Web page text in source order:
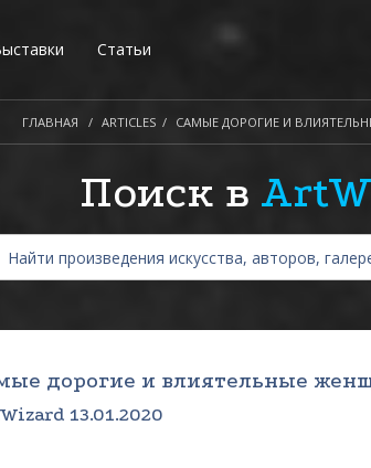
Статьи
ГЛАВНАЯ ARTICLES САМЫЕ ДОРОГИЕ И
Поиск в
дорогие и влиятельные
13.01.2020